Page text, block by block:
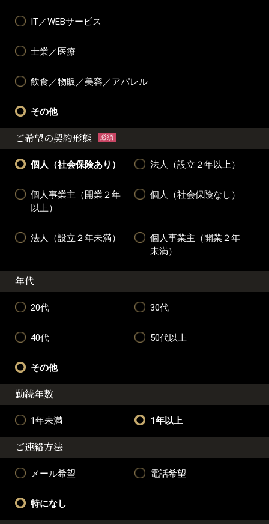
IT／WEBサービス
士業／医療
飲食／物販／美容／アパレル
その他
ご希望の契約形態 必須
個人（社会保険あり） 法人（設立２年以上）
個人事業主（開業２年
以上）
個人（社会保険なし）
法人（設立２年未満）
個人事業主（開業２年
未満）
年代
20代 30代
40代 50代以上
その他
勤続年数
1年未満 1年以上
ご連絡方法
メール希望 電話希望
特になし